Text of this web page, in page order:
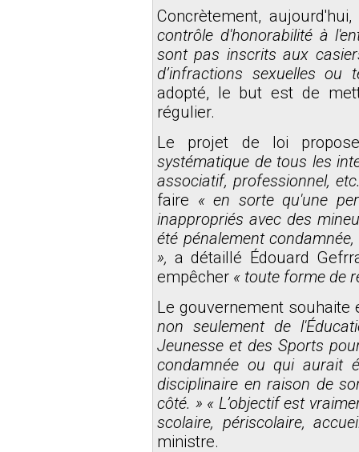
Concrètement,
contrôle d'honorabilité à
sont pas inscrits aux
d’infractions sexuelles ou
adopté, le but est de
régulier.
Le projet de loi
systématique de tous les
associatif, professionnel,
faire « en sorte qu'une
inappropriés avec des
été pénalement
»,a détaillé Édouard
empêcher « toute forme de
Le gouvernement
non seulement de
Jeunesse et des Sports
condamnée ou qui aurait
disciplinaire en raison de
côté. » « L’objectif est
scolaire, périscolaire,
ministre.